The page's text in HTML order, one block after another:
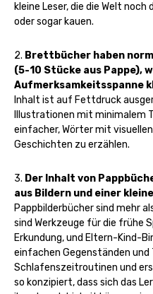
kleine Leser, die die Welt
oder sogar kauen.
2. Brettbücher haben
(5-10 Stücke aus Pappe),
Aufmerksamkeitsspanne
Inhalt ist auf Fettdruck
Illustrationen mit minimalem
einfacher, Wörter mit
Geschichten zu erzählen.
3. Der Inhalt von
aus Bildern und einer
Pappbilderbücher sind mehr
sind Werkzeuge für die frühe
Erkundung, und Eltern-Kind-
einfachen Gegenständen und
Schlafenszeitroutinen und
so konzipiert, dass sich das